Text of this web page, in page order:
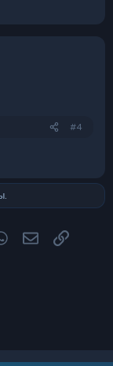
#4
WhatsApp
Электронная
Ссылка